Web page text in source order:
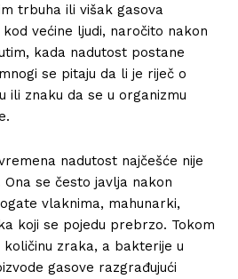
trbuha ili višak gasova
većine ljudi, naročito nakon
kada nadutost postane
se pitaju da li je riječ o
ili znaku da se u organizmu
nadutost najčešće nije
se često javlja nakon
vlaknima, mahunarki,
koji se pojedu prebrzo. Tokom
zraka, a bakterije u
gasove razgrađujući